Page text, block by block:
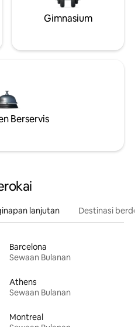
Gimnasium
Berservis
lanjutan Destinasi
Barcelona
Sewaan Bulanan
Athens
Sewaan Bulanan
Montreal